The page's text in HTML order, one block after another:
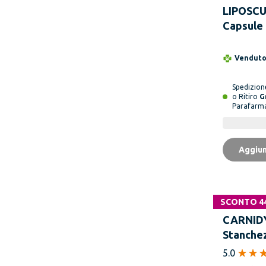
Capsule
o Ritiro
SCONTO
Bustine
5.0